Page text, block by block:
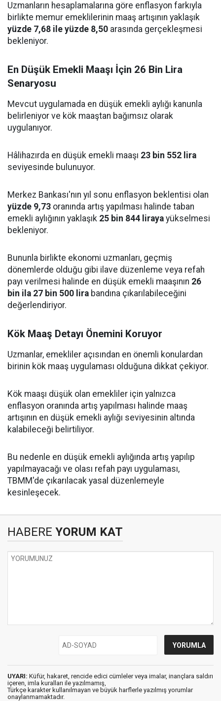
Uzmanların hesaplamalarına göre enflasyon farkıyla
birlikte memur emeklilerinin maaş artışının yaklaşık
yüzde 7,68 ile yüzde 8,50 arasında gerçekleşmesi
bekleniyor.
En Düşük Emekli Maaşı İçin 26 Bin Lira
Senaryosu
Mevcut uygulamada en düşük emekli aylığı kanunla
belirleniyor ve kök maaştan bağımsız olarak
uygulanıyor.
Hâlihazırda en düşük emekli maaşı 23 bin 552 lira
seviyesinde bulunuyor.
Merkez Bankası'nın yıl sonu enflasyon beklentisi olan
yüzde 9,73 oranında artış yapılması halinde taban
emekli aylığının yaklaşık 25 bin 844 liraya yükselmesi
bekleniyor.
Bununla birlikte ekonomi uzmanları, geçmiş
dönemlerde olduğu gibi ilave düzenleme veya refah
payı verilmesi halinde en düşük emekli maaşının 26
bin ila 27 bin 500 lira bandına çıkarılabileceğini
değerlendiriyor.
Kök Maaş Detayı Önemini Koruyor
Uzmanlar, emekliler açısından en önemli konulardan
birinin kök maaş uygulaması olduğuna dikkat çekiyor.
Kök maaşı düşük olan emekliler için yalnızca
enflasyon oranında artış yapılması halinde maaş
artışının en düşük emekli aylığı seviyesinin altında
kalabileceği belirtiliyor.
Bu nedenle en düşük emekli aylığında artış yapılıp
yapılmayacağı ve olası refah payı uygulaması,
TBMM'de çıkarılacak yasal düzenlemeyle
kesinleşecek.
HABERE YORUM KAT
UYARI: Küfür, hakaret, rencide edici cümleler veya imalar, inançlara saldırı
içeren, imla kuralları ile yazılmamış,
Türkçe karakter kullanılmayan ve büyük harflerle yazılmış yorumlar
onaylanmamaktadır.